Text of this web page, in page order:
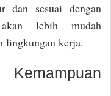
dan sesuai dengan
lebih mudah
lingkungan kerja.